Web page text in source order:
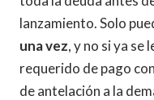
lanzamiento. Solo
una vez, y no si ya se
requerido de pago
de antelación a la